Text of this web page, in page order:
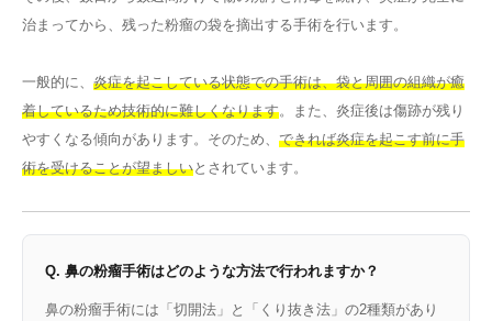
治まってから、残った粉瘤の袋を摘出する手術を行います。
一般的に、 炎症を起こしている状態での手術は、袋と周囲の組織が癒
着しているため技術的に難しくなります。また、炎症後は傷跡が残り
やすくなる傾向があります。そのため、 できれば炎症を起こす前に手
術を受けることが望ましいとされています。
Q. 鼻の粉瘤手術はどのような方法で行われますか？
鼻の粉瘤手術には「切開法」と「くり抜き法」の2種類があり